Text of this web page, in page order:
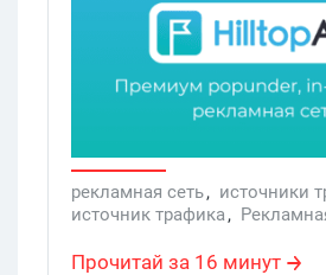
закрыть потребности
жадного к лидам веба.
разберем одну из
сетей в буржнете —
покрытие на 250+ стран и
миллиарда показов в
получает трушный
быть, а не бесконечные
рекламная сеть, источники
источник трафика,
Видеореклама ,прероллы,
Прочитай за 16 минут